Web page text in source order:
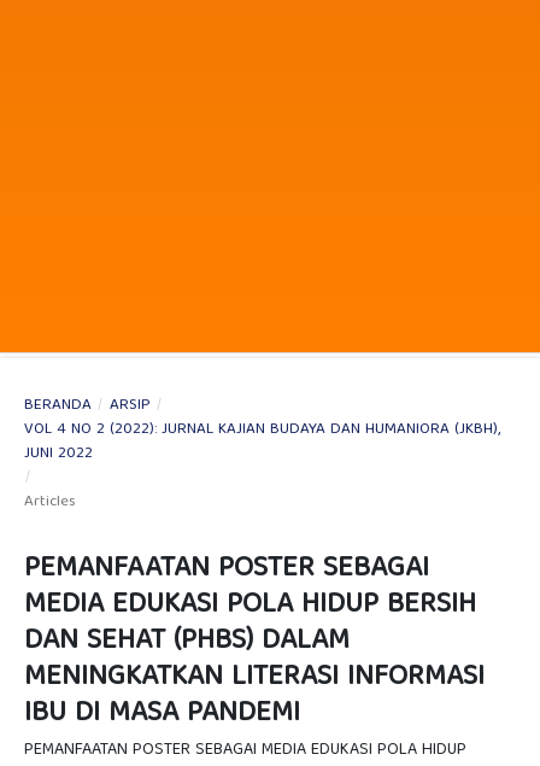
BERANDA / ARSIP /
VOL 4 NO 2 (2022): JURNAL KAJIAN BUDAYA DAN HUMANIORA (JKBH),
JUNI 2022
/
Articles
PEMANFAATAN POSTER SEBAGAI
MEDIA EDUKASI POLA HIDUP BERSIH
DAN SEHAT (PHBS) DALAM
MENINGKATKAN LITERASI INFORMASI
IBU DI MASA PANDEMI
PEMANFAATAN POSTER SEBAGAI MEDIA EDUKASI POLA HIDUP